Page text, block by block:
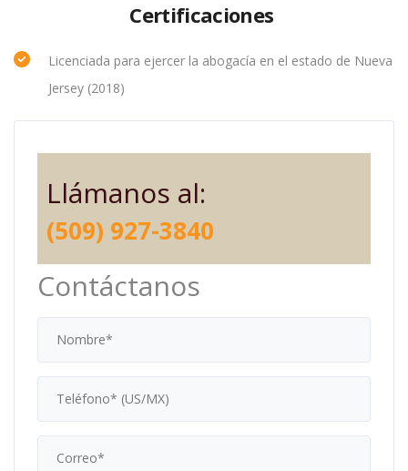
Certificaciones
Licenciada para ejercer la abogacía en el estado de Nueva
Jersey (2018)
Llámanos al:
(509) 927-3840
Contáctanos